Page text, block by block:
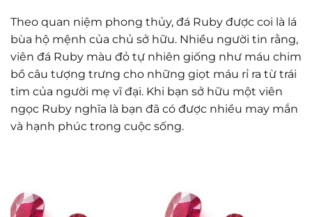
Theo quan niệm phong thủy, đá Ruby được coi là lá
bùa hộ mệnh của chủ sở hữu. Nhiều người tin rằng,
viên đá Ruby màu đỏ tự nhiên giống như máu chim
bồ câu tượng trưng cho những giọt máu rỉ ra từ trái
tim của người mẹ vĩ đại. Khi bạn sở hữu một viên
ngọc Ruby nghĩa là bạn đã có được nhiều may mắn
và hạnh phúc trong cuộc sống.